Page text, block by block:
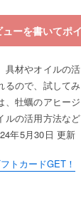
ューを書いてポ
具材やオイルの
るので、試して
、牡蠣のアヒー
ルの活用方法な
年5月30日 更新
トカードGET！